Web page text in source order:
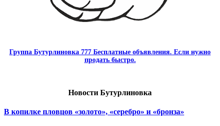
Группа Бутурлиновка 777 Бесплатные объявления. Если нужно
продать быстро.
Новости Бутурлиновка
В копилке пловцов «золото», «серебро» и «бронза»